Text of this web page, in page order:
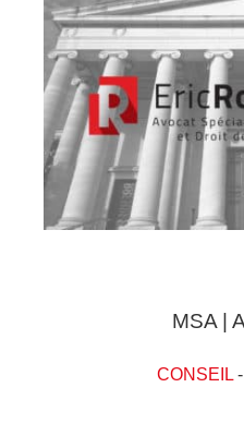
MSA |
CONSEIL-